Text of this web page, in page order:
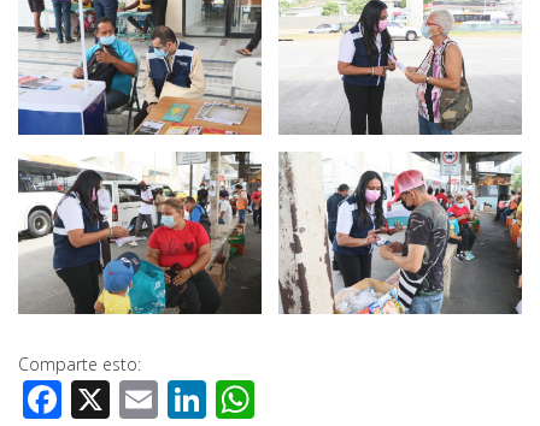
Comparte esto:
Facebook
X EmailLinkedIn